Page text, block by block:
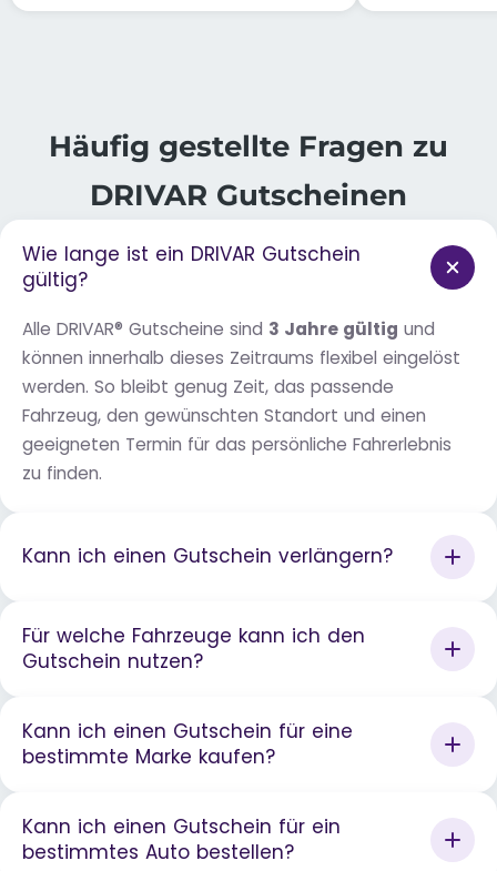
Häufig gestellte Fragen zu
DRIVAR Gutscheinen
Wie lange ist ein DRIVAR Gutschein
gültig?
Alle DRIVAR® Gutscheine sind 3 Jahre gültig und
können innerhalb dieses Zeitraums flexibel eingelöst
werden. So bleibt genug Zeit, das passende
Fahrzeug, den gewünschten Standort und einen
geeigneten Termin für das persönliche Fahrerlebnis
zu finden.
Kann ich einen Gutschein verlängern?
Für welche Fahrzeuge kann ich den
Gutschein nutzen?
Kann ich einen Gutschein für eine
bestimmte Marke kaufen?
Kann ich einen Gutschein für ein
bestimmtes Auto bestellen?